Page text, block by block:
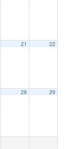
21 22
28 29